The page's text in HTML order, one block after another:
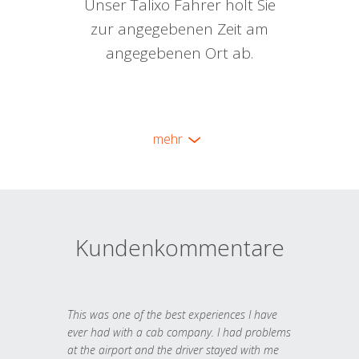
Unser Talixo Fahrer holt Sie
zur angegebenen Zeit am
angegebenen Ort ab.
mehr
Kundenkommentare
This was one of the best experiences I have
ever had with a cab company. I had problems
at the airport and the driver stayed with me